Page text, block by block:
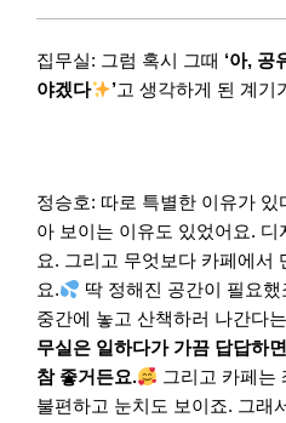
집무실: 그럼 혹시 그때 ‘아, 공
야겠다
’고 생각하게 된 계기
정승호: 따로 특별한 이유가
아 보이는 이유도 있었어요.
요. 그리고 무엇보다 카페에서
요.
딱 정해진 공간이 필요
중간에 놓고 산책하러 나간다
무실은 일하다가 가끔 답답하
참 좋거든요.
그리고 카페는
불편하고 눈치도 보이죠. 그래